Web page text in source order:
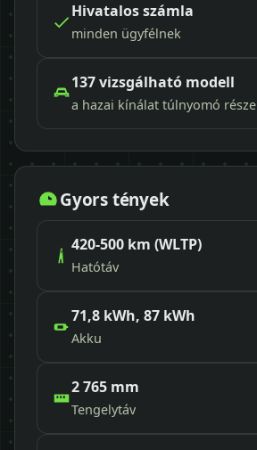
Hivatalos számla
minden ügyfélnek
137 vizsgálható modell
a hazai kínálat túlnyomó része
Gyors tények
420-500 km (WLTP)
Hatótáv
71,8 kWh, 87 kWh
Akku
2 765 mm
Tengelytáv